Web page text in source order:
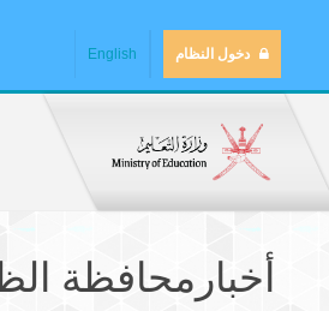
دخول النظام English
أخبارمحافظة